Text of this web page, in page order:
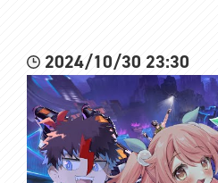
2024/10/30 23:30